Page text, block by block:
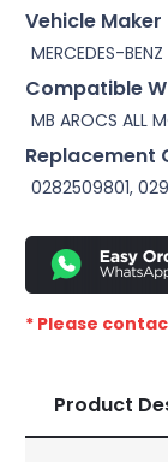
Vehicle Maker
MERCEDES-BENZ
Compatible
MB AROCS ALL
Replacement
0282509801,
* Please
Product